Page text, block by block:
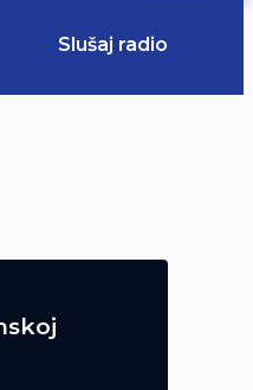
Slušaj radio